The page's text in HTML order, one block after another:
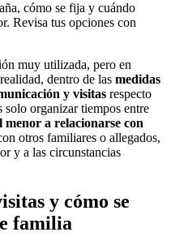
cómo se fija y cuándo
Revisa tus opciones con
muy utilizada, pero en
dentro de las medidas
y visitas respecto
solo organizar tiempos entre
menor a relacionarse con
otros familiares o allegados,
y a las circunstancias
y cómo se
familia